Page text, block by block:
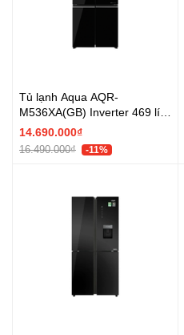
Tủ lạnh Aqua AQR-
M536XA(GB) Inverter 469 lít
Multi Door - Chính hãng
14.690.000₫
16.490.000₫ -11%